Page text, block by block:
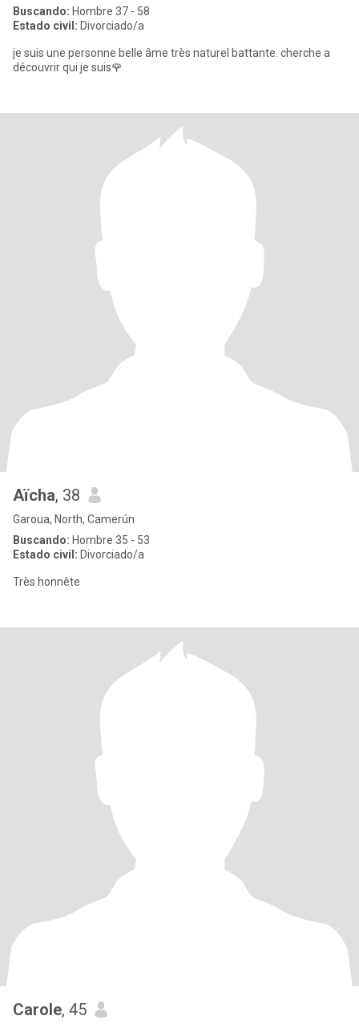
Buscando: Hombre 37 - 58
Estado civil: Divorciado/a
je suis une personne belle âme très naturel battante. cherche a
découvrir qui je suis🌹
Aïcha, 38
Garoua, North, Camerún
Buscando: Hombre 35 - 53
Estado civil: Divorciado/a
Très honnête
Carole, 45